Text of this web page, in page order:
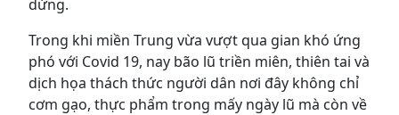
dừng.
Trong khi miền Trung vừa vượt qua gian khó ứng
phó với Covid 19, nay bão lũ triền miên, thiên tai và
dịch họa thách thức người dân nơi đây không chỉ
cơm gạo, thực phẩm trong mấy ngày lũ mà còn về